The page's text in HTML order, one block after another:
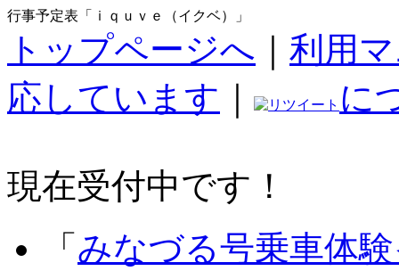
行事予定表「ｉｑｕｖｅ（イクベ）」
トップページへ
利用
応しています
に
現在受付中です！
「 みなづる号乗車体